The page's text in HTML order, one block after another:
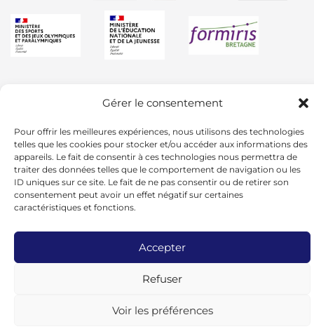
Gérer le consentement
Pour offrir les meilleures expériences, nous utilisons des technologies
telles que les cookies pour stocker et/ou accéder aux informations des
appareils. Le fait de consentir à ces technologies nous permettra de
traiter des données telles que le comportement de navigation ou les
ID uniques sur ce site. Le fait de ne pas consentir ou de retirer son
consentement peut avoir un effet négatif sur certaines
caractéristiques et fonctions.
Accepter
Refuser
Voir les préférences
© 2024 - UGSEL BRETAGNE -
Légales